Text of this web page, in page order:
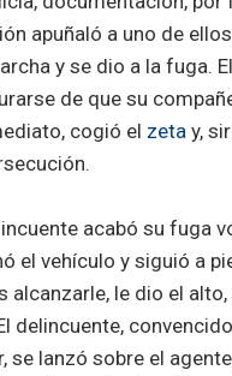
apuñaló a uno de
y se dio a la fuga.
de que su
cogió el zeta y,
acabó su fuga
el vehículo y siguió a
alcanzarle, le dio el
delincuente,
se lanzó sobre el